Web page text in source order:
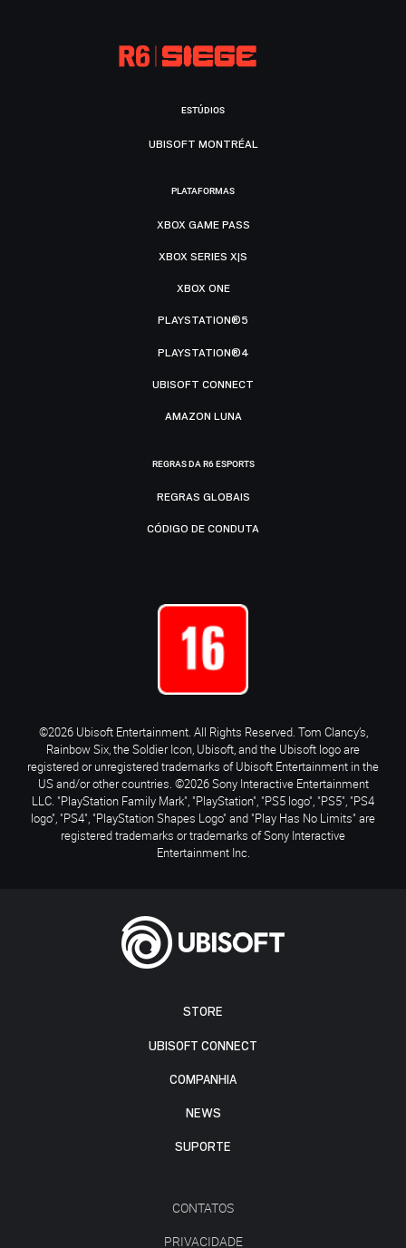
STORE
UBISOFT CONNECT
COMPANHIA
NEWS
SUPORTE
CONTATOS
PRIVACIDADE
ESTÚDIOS
UBISOFT MONTRÉAL
PLATAFORMAS
XBOX GAME PASS
XBOX SERIES X|S
XBOX ONE
PLAYSTATION®5
PLAYSTATION®4
UBISOFT CONNECT
AMAZON LUNA
REGRAS DA R6 ESPORTS
REGRAS GLOBAIS
CÓDIGO DE CONDUTA
©2026 Ubisoft Entertainment. All Rights Reserved. Tom Clancy’s,
Rainbow Six, the Soldier Icon, Ubisoft, and the Ubisoft logo are
registered or unregistered trademarks of Ubisoft Entertainment in the
US and/or other countries. ©2026 Sony Interactive Entertainment
LLC. "PlayStation Family Mark", "PlayStation", "PS5 logo", "PS5", "PS4
logo", "PS4", "PlayStation Shapes Logo" and "Play Has No Limits" are
registered trademarks or trademarks of Sony Interactive
Entertainment Inc.